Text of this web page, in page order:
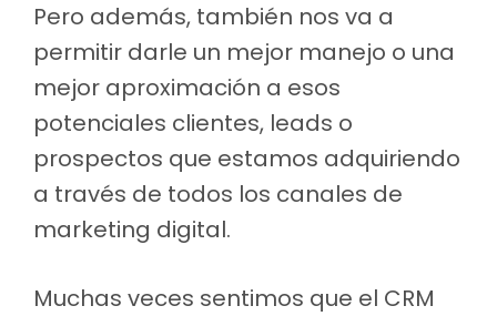
Pero además, también nos va a
permitir darle un mejor manejo o una
mejor aproximación a esos
potenciales clientes, leads o
prospectos que estamos adquiriendo
a través de todos los canales de
marketing digital.
Muchas veces sentimos que el CRM